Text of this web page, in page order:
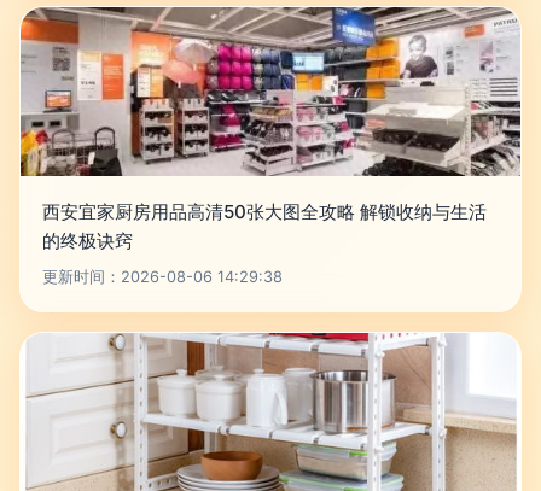
西安宜家厨房用品高清50张大图全攻略 解锁收纳与生活
的终极诀窍
更新时间：2026-08-06 14:29:38